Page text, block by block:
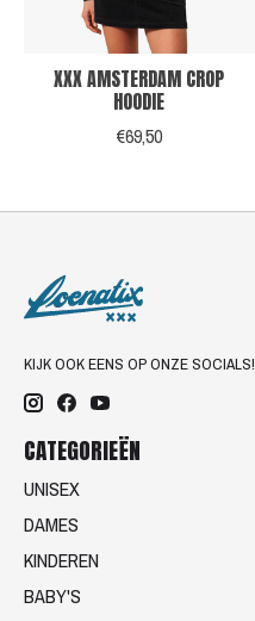
XXX AMSTERDAM CROP
HOODIE
€69,50
KIJK OOK EENS OP ONZE SOCIALS!
CATEGORIEËN
UNISEX
DAMES
KINDEREN
BABY'S